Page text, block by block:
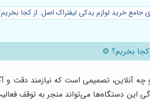
جامع خرید لوازم یدکی لیفتراک اصل: از کجا
کجا بخریم؟ ⚙️
آنلاین، تصمیمی است که نیازمند دقت و
این دستگاه‌ها می‌تواند منجر به توقف